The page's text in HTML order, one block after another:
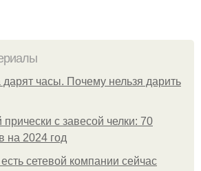
дарят часы. Почему нельзя дарить
с завесой челки: 70
на 2024 год
сетевой компании сейчас